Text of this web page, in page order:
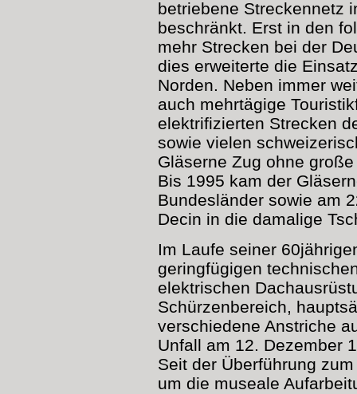
betriebene Streckennetz
beschränkt. Erst in den
mehr Strecken bei der
dies erweiterte die
Norden. Neben immer
auch mehrtägige
elektrifizierten Strecken
sowie vielen
Gläserne Zug ohne
Bis 1995 kam der
Bundesländer sowie am
Decin in die damalige
Im Laufe seiner
geringfügigen
elektrischen
Schürzenbereich,
verschiedene Anstriche
Unfall am 12. Dezember
Seit der Überführung
um die museale